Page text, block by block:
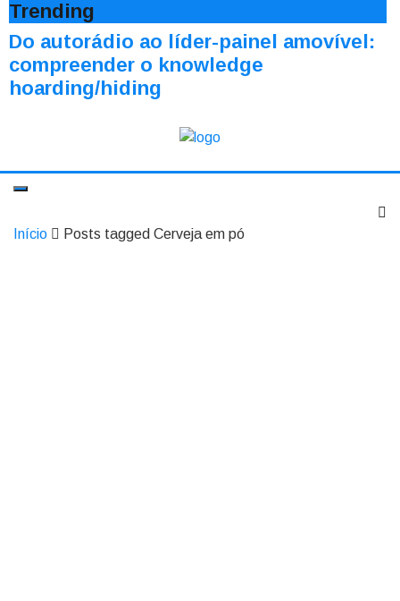
Trending
Do autorádio ao líder-painel amovível:
compreender o knowledge
hoarding/hiding
Início Posts tagged Cerveja em pó